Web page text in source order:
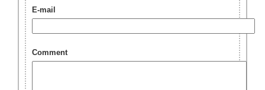
E-mail
Comment